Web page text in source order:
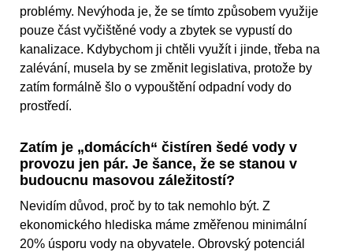
problémy. Nevýhoda je, že se tímto způsobem využije
pouze část vyčištěné vody a zbytek se vypustí do
kanalizace. Kdybychom ji chtěli využít i jinde, třeba na
zalévání, musela by se změnit legislativa, protože by
zatím formálně šlo o vypouštění odpadní vody do
prostředí.
Zatím je „domácích“ čistíren šedé vody v
provozu jen pár. Je šance, že se stanou v
budoucnu masovou záležitostí?
Nevidím důvod, proč by to tak nemohlo být. Z
ekonomického hlediska máme změřenou minimální
20% úsporu vody na obyvatele. Obrovský potenciál